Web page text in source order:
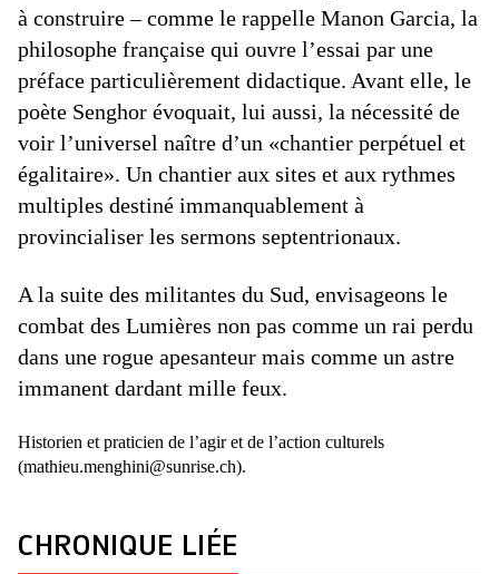
à construire – comme le rappelle Manon Garcia, la
philosophe française qui ouvre l’essai par une
préface particulièrement didactique. Avant elle, le
poète Senghor évoquait, lui aussi, la nécessité de
voir l’universel naître d’un «chantier perpétuel et
égalitaire». Un chantier aux sites et aux rythmes
multiples destiné immanquablement à
provincialiser les sermons septentrionaux.
A la suite des militantes du Sud, envisageons le
combat des Lumières non pas comme un rai perdu
dans une rogue apesanteur mais comme un astre
immanent dardant mille feux.
Historien et praticien de l’agir et de l’action culturels
(mathieu.menghini@sunrise.ch).
CHRONIQUE LIÉE